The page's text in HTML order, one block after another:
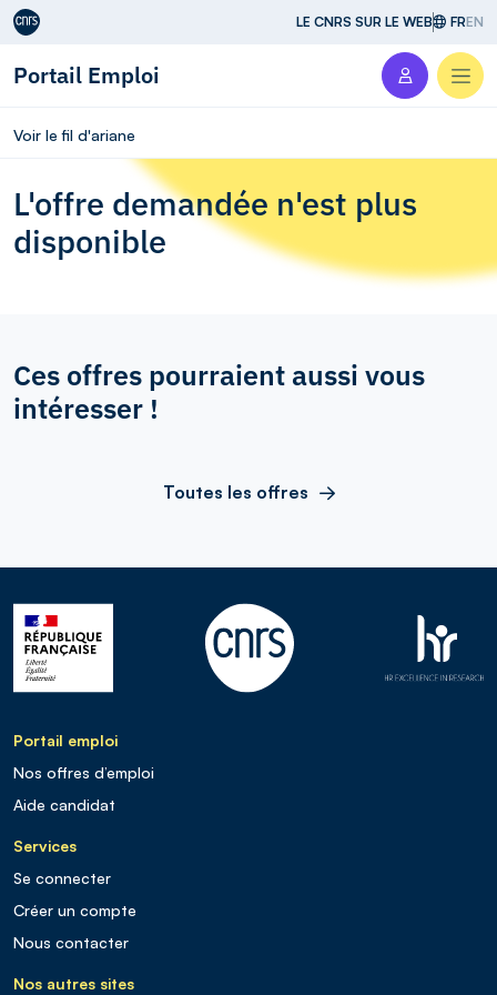
Aller au contenu LE CNRS SUR LE WEB FREN
Portail Emploi
Voir le fil d'ariane
L'offre demandée n'est plus
disponible
Ces offres pourraient aussi vous
intéresser !
Toutes les offres
Portail emploi
Nos offres d’emploi
Aide candidat
Services
Se connecter
Créer un compte
Nous contacter
Nos autres sites